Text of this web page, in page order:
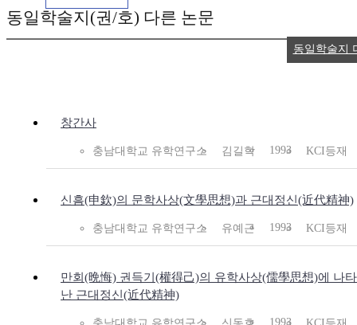
동일학술지(권/호) 다른 논문
창간사
충남대학교 유학연구소 김길학 1993 KCI등재
신흠(申欽)의 문학사상(文學思想)과 근대정신(近代精神)
충남대학교 유학연구소 유예근 1993 KCI등재
만회(晩悔) 권득기(權得己)의 유학사상(儒學思想)에 나타
난 근대정신(近代精神)
1993
동일학술지